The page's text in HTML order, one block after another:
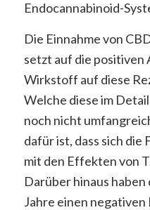
Endocannabinoid-
Die Einnahme von
setzt auf die positiven
Wirkstoff auf diese
Welche diese im
noch nicht
dafür ist, dass sich die
mit den Effekten von
Darüber hinaus
Jahre einen negativen